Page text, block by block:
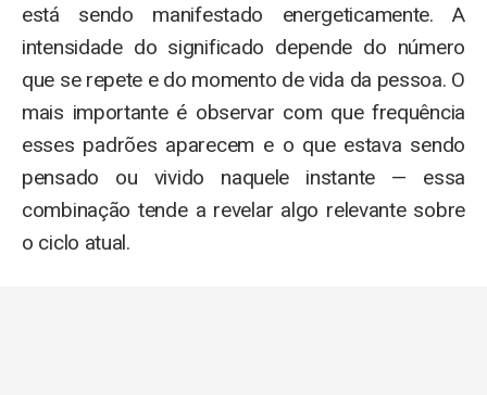
está sendo manifestado energeticamente. A
intensidade do significado depende do número
que se repete e do momento de vida da pessoa. O
mais importante é observar com que frequência
esses padrões aparecem e o que estava sendo
pensado ou vivido naquele instante — essa
combinação tende a revelar algo relevante sobre
o ciclo atual.